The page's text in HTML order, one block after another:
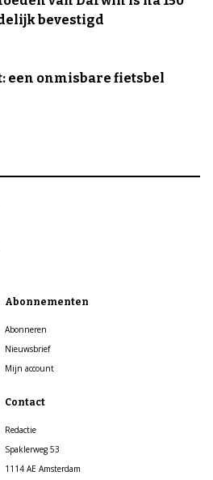
bevestigd
een onmisbare fietsbel
Abonnementen
Abonneren
Nieuwsbrief
Mijn account
Contact
Redactie
Spaklerweg 53
1114 AE Amsterdam